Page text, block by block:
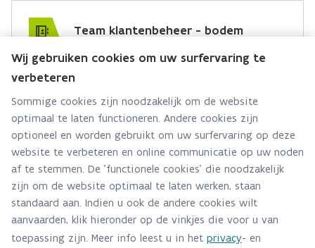
Team klantenbeheer - bodem
Hebt u een vraag voor dit team? Stel ze hier:
Via contact formulier
Alle contactgegevens
Adres
Stationsstraat 110
2800 Mechelen
Route en bereikbaarheid
Telefoon
Wij gebruiken cookies om uw surfervaring te
verbeteren
Sommige cookies zijn noodzakelijk om de website
optimaal te laten functioneren. Andere cookies zijn
optioneel en worden gebruikt om uw surfervaring op deze
website te verbeteren en online communicatie op uw noden
af te stemmen. De 'functionele cookies' die noodzakelijk
zijn om de website optimaal te laten werken, staan
standaard aan. Indien u ook de andere cookies wilt
aanvaarden, klik hieronder op de vinkjes die voor u van
toepassing zijn. Meer info leest u in het privacy- en